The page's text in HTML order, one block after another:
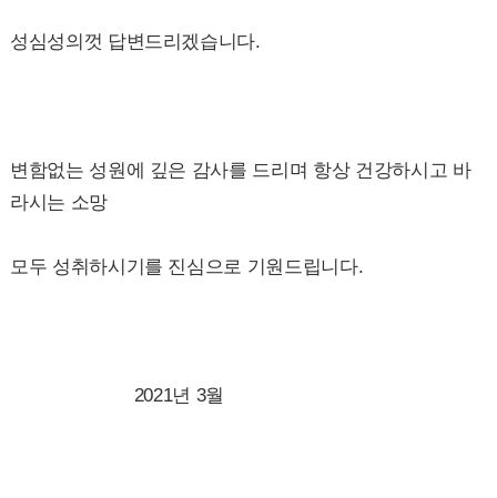
성심성의껏 답변드리겠습니다.
변함없는 성원에 깊은 감사를 드리며 항상 건강하시고 바
라시는 소망
모두 성취하시기를 진심으로 기원드립니다.
2021년 3월